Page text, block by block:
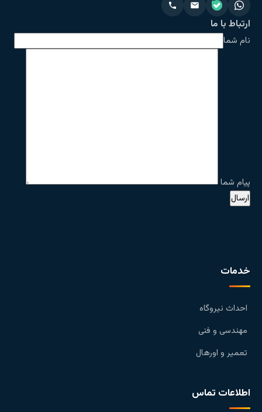
ارتباط با ما
نام شما
پیام شما
خدمات
احداث نیروگاه
مهندسی و فنی
تعمیر و اورهال
اطلاعات تماس